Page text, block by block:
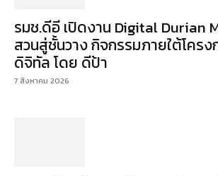
รมช.ดีอี เปิดงาน Digital Durian
สวนสู่ชั้นวาง กิจกรรมภายใต้โครง
ดิจิทัล โดย ดีป้า
7 สิงหาคม 2026